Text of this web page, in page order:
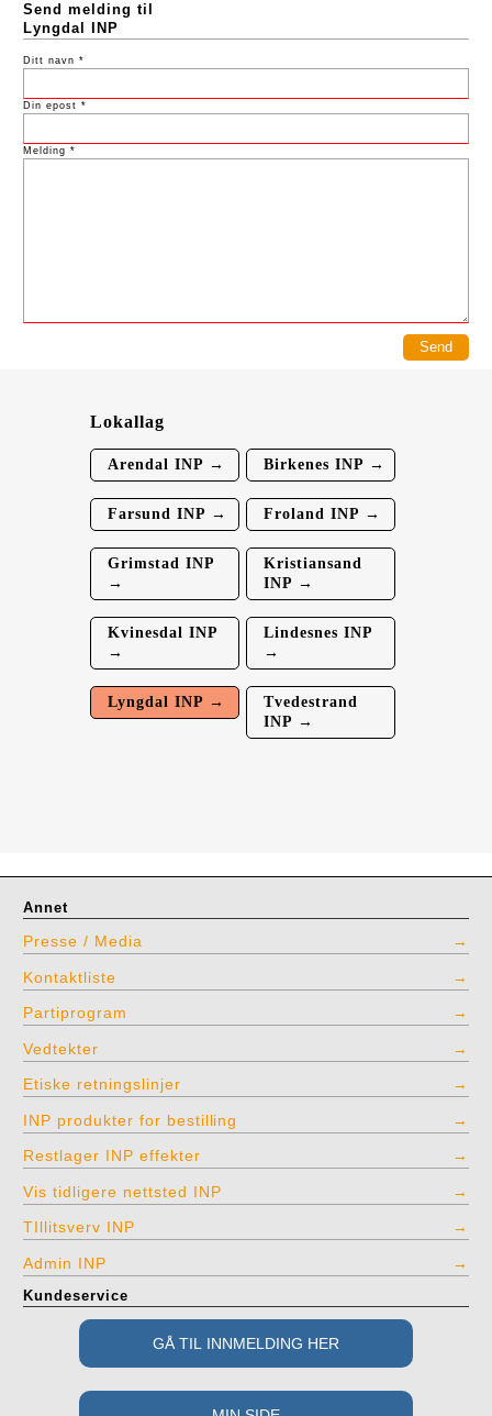
Send melding til
Lyngdal INP
Ditt navn *
Din epost *
Melding *
Lokallag
Arendal INP → Birkenes INP →
Farsund INP → Froland INP →
Grimstad INP
→
Kristiansand
INP →
Kvinesdal INP
→
Lindesnes INP
→
Lyngdal INP →
Tvedestrand
INP →
Annet
Presse / Media
Kontaktliste
Partiprogram
Vedtekter
Etiske retningslinjer
INP produkter for bestilling
Restlager INP effekter
Vis tidligere nettsted INP
TIllitsverv INP
Admin INP
Kundeservice